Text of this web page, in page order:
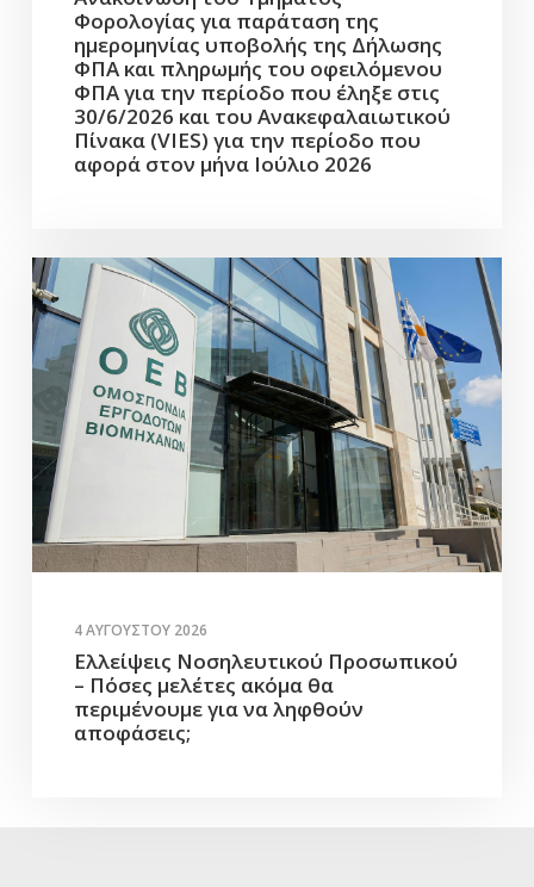
Φορολογίας για παράταση της
ημερομηνίας υποβολής της Δήλωσης
ΦΠΑ και πληρωμής του οφειλόμενου
ΦΠΑ για την περίοδο που έληξε στις
30/6/2026 και του Ανακεφαλαιωτικού
Πίνακα (VIES) για την περίοδο που
αφορά στον μήνα Ιούλιο 2026
4 ΑΥΓΟΎΣΤΟΥ 2026
Ελλείψεις Νοσηλευτικού Προσωπικού
– Πόσες μελέτες ακόμα θα
περιμένουμε για να ληφθούν
αποφάσεις;